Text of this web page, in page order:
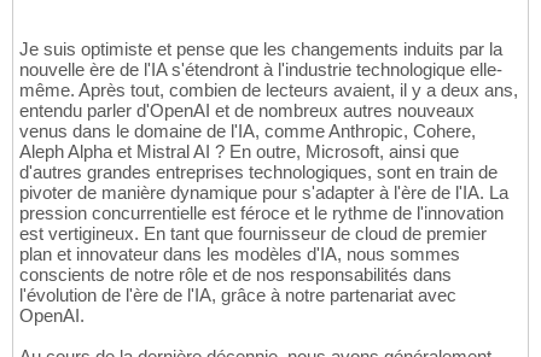
Je suis optimiste et pense que les changements induits par la
nouvelle ère de l'IA s'étendront à l'industrie technologique elle-
même. Après tout, combien de lecteurs avaient, il y a deux ans,
entendu parler d'OpenAI et de nombreux autres nouveaux
venus dans le domaine de l'IA, comme Anthropic, Cohere,
Aleph Alpha et Mistral AI ? En outre, Microsoft, ainsi que
d'autres grandes entreprises technologiques, sont en train de
pivoter de manière dynamique pour s'adapter à l'ère de l'IA. La
pression concurrentielle est féroce et le rythme de l'innovation
est vertigineux. En tant que fournisseur de cloud de premier
plan et innovateur dans les modèles d'IA, nous sommes
conscients de notre rôle et de nos responsabilités dans
l'évolution de l'ère de l'IA, grâce à notre partenariat avec
OpenAI.